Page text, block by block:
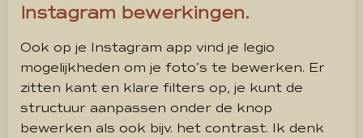
Instagram bewerkingen.
Ook op je Instagram app vind je legio
mogelijkheden om je foto’s te bewerken. Er
zitten kant en klare filters op, je kunt de
structuur aanpassen onder de knop
bewerken als ook bijv. het contrast. Ik denk